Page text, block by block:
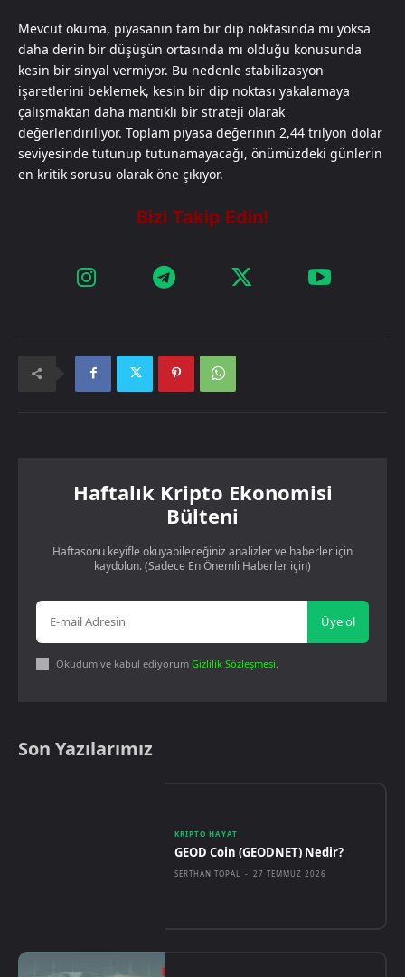
Mevcut okuma, piyasanın tam bir dip noktasında mı yoksa
daha derin bir düşüşün ortasında mı olduğu konusunda
kesin bir sinyal vermiyor. Bu nedenle stabilizasyon
işaretlerini beklemek, kesin bir dip noktası yakalamaya
çalışmaktan daha mantıklı bir strateji olarak
değerlendiriliyor. Toplam piyasa değerinin 2,44 trilyon dolar
seviyesinde tutunup tutunamayacağı, önümüzdeki günlerin
en kritik sorusu olarak öne çıkıyor.
Haftalık Kripto Ekonomisi
Bülteni
Haftasonu keyifle okuyabileceğiniz analizler ve haberler için
kaydolun. (Sadece En Önemli Haberler için)
Üye ol
Okudum ve kabul ediyorum Gizlilik Sözleşmesi
Son Yazılarımız
KRIPTO HAYAT
GEOD Coin (GEODNET) Nedir?
SERTHAN TOPAL - 27 TEMMUZ 2026